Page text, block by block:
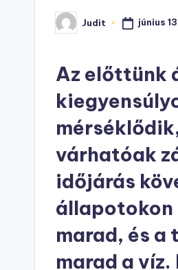
Posted
by
Judit június
Az előttünk
várhatóak
időjárás
állapotokon
marad, és
marad a